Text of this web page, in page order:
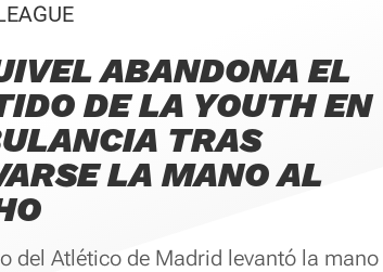
ABANDONA EL
DE LA YOUTH EN
TRAS
LA MANO AL
del Atlético de Madrid levantó la mano